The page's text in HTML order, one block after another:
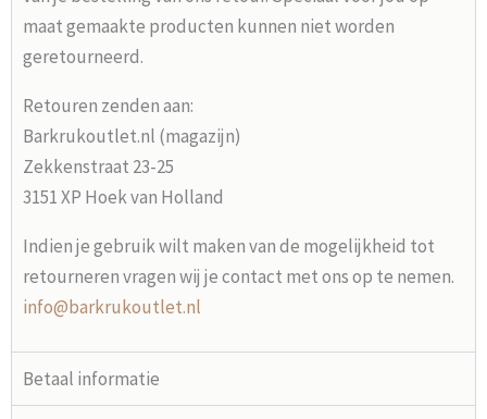
maat gemaakte producten kunnen niet worden
geretourneerd.
Retouren zenden aan:
Barkrukoutlet.nl (magazijn)
Zekkenstraat 23-25
3151 XP Hoek van Holland
Indien je gebruik wilt maken van de mogelijkheid tot
retourneren vragen wij je contact met ons op te nemen.
info@barkrukoutlet.nl
Betaal informatie